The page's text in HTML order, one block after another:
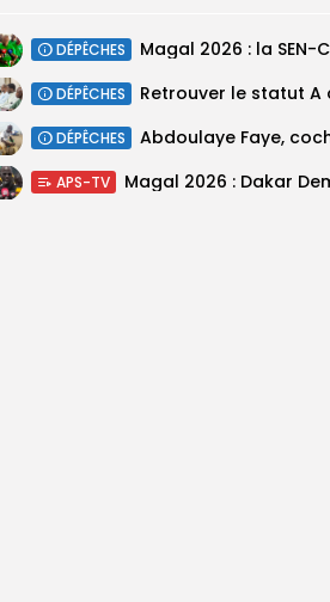
DÉPÊCHES
DÉPÊCHES
DÉPÊCHES
APS-TV